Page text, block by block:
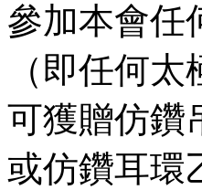
參加本會任
（即任何太
可獲贈仿鑽
或仿鑽耳環